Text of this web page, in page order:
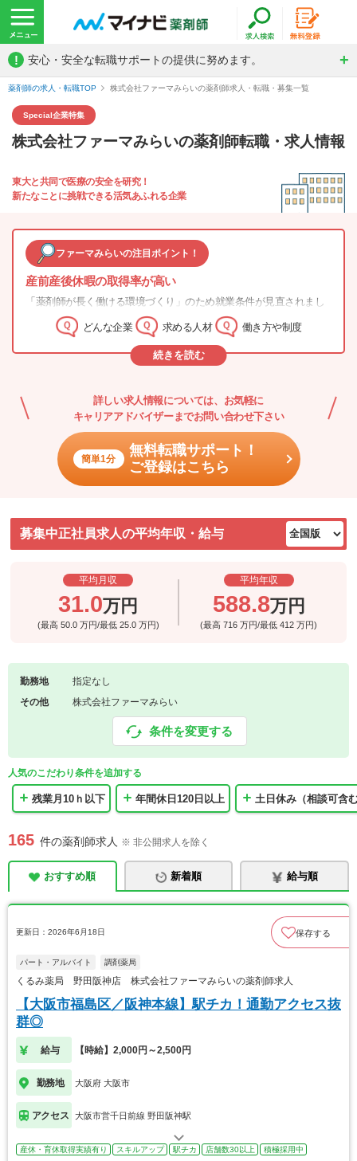
! 安心・安全な転職サポートの提供に努めます。
薬剤師の求人・転職TOP 株式会社ファーマみらいの薬剤師求人・転職・募集一覧
Special企業特集
株式会社ファーマみらいの薬剤師転職・求人情報
東大と共同で医療の安全を研究！
新たなことに挑戦できる活気あふれる企業
ファーマみらいの注目ポイント！
産前産後休暇の取得率が高い
「薬剤師が長く働ける環境づくり」のため就業条件が見直されまし
た。女性が多く活躍しており、毎年20名弱の社員が産前産後休暇、
育児休暇を取得し、職場復帰時は正社員として時短勤務をしていま
す。中途入社の方もキャリアに合わせた研修が用意されています。
また、大手ドラッグストアに導入されているENIFボイス（音声認識
援、採用チーム、在宅のベットレンタル業、介護事業などの事業開
発など、幅広いキャリアパスが可能です。
どんな企業 求める人材 働き方や制度
続きを読む
詳しい求人情報については、お気軽に
キャリアアドバイザーまでお問い合わせ下さい
簡単1分
無料転職サポート！
ご登録はこちら
募集中正社員求人の平均年収・給与
平均月収
31.0万円
(最高 50.0 万円/最低 25.0 万円)
平均年収
588.8万円
(最高716万円/最低412万円)
勤務地
指定なし
その他
株式会社ファーマみらい
条件を変更する
人気のこだわり条件を追加する
残業月10ｈ以下 年間休日120日以上 土日休み（相談可含
165 件の薬剤師求人 ※ 非公開求人を除く
おすすめ順 新着順 給与順
更新日：2026年6月18日 保存する
パート・アルバイト 調剤薬局
くるみ薬局 野田阪神店 株式会社ファーマみらいの薬剤師求人
【大阪市福島区／阪神本線】駅チカ！通勤アクセス抜
群◎
給与 【時給】2,000円～2,500円
勤務地 大阪府 大阪市
アクセス 大阪市営千日前線 野田阪神駅
産休・育休取得実績有り スキルアップ 駅チカ 店舗数30以上 積極採用中